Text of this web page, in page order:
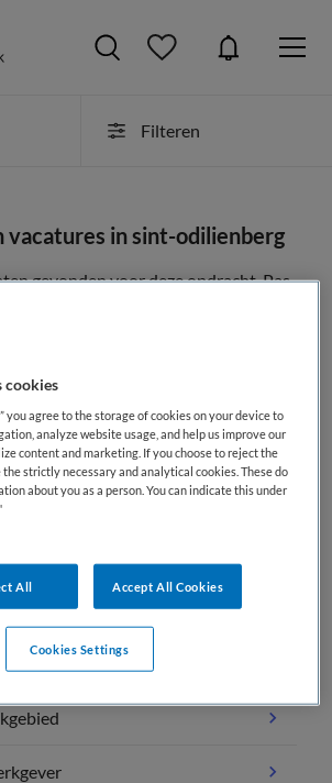
Filteren
vacatures in sint-odilienberg
gevonden voor deze opdracht. Pas
cookies
you agree to the storage of cookies on your device to
analyze website usage, and help us improve our
content and marketing. If you choose to reject the
the strictly necessary and analytical cookies. These do
about you as a person. You can indicate this under
All Accept All Cookies
Cookies Settings